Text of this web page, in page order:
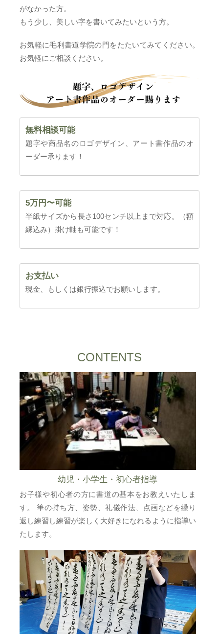
がなかった方。
もう少し、美しい字を書いてみたいという方。
お気軽に毛利書道学院の門をたたいてみてください。
お気軽にご相談ください。
無料相談可能
題字や商品名のロゴデザイン、アート書作品のオ
ーダー承ります！
5万円〜可能
半紙サイズから長さ100センチ以上まで対応。（額
縁込み）掛け軸も可能です！
お支払い
現金、もしくは銀行振込でお願いします。
CONTENTS
幼児・小学生・初心者指導
お子様や初心者の方に書道の基本をお教えいたしま
す。 筆の持ち方、姿勢、礼儀作法、点画などを繰り
返し練習し練習が楽しく大好きになれるように指導い
たします。